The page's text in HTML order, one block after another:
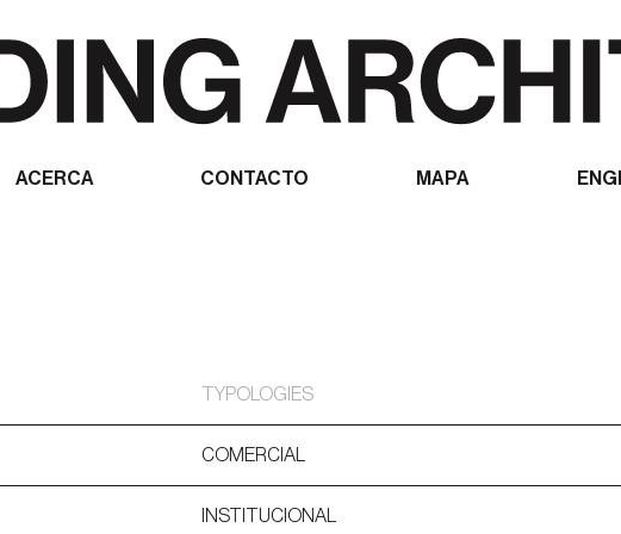
ACERCA CONTACTO MAPA
TYPOLOGIES
COMERCIAL
INSTITUCIONAL